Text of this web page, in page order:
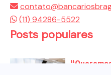
(11) 94286-5522
Posts populares